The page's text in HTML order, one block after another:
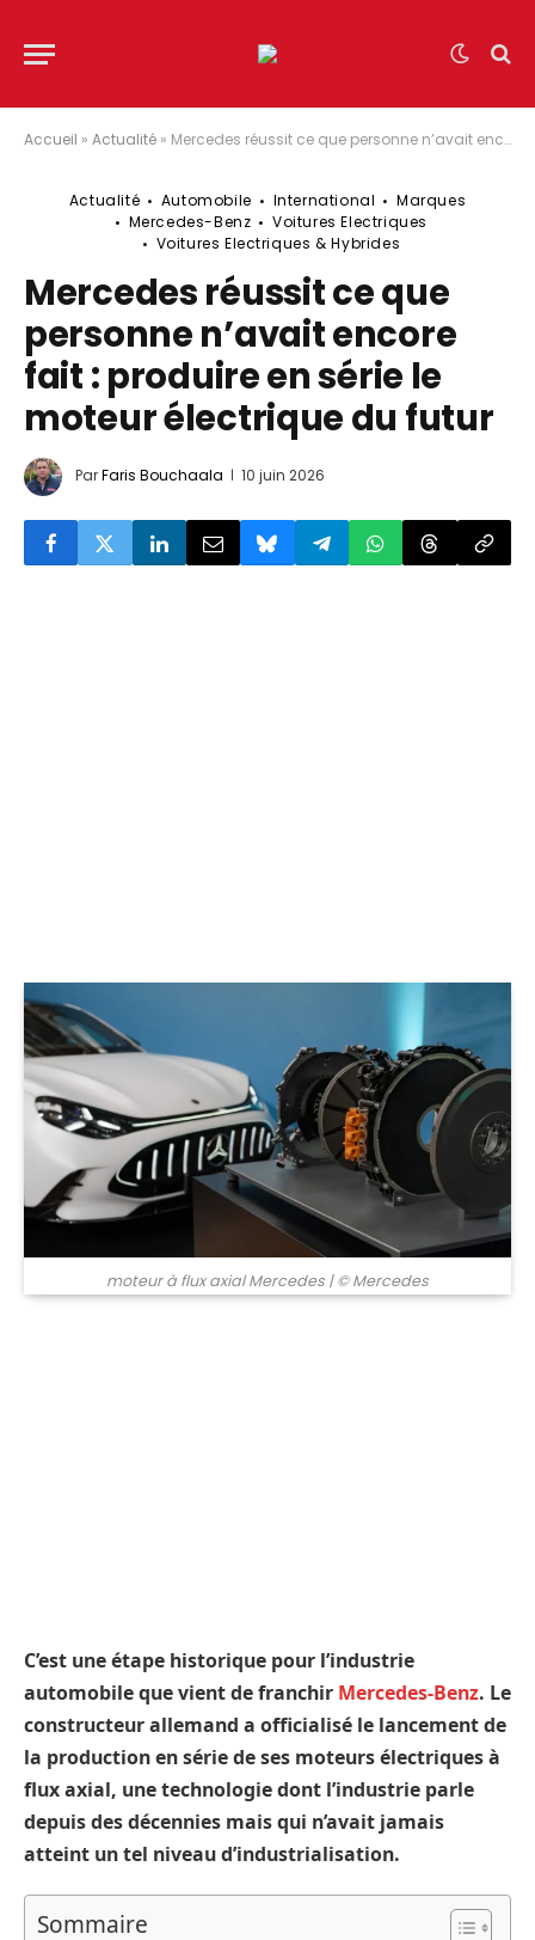
Accueil » Actualité » Mercedes réussit ce que personne n’avait encore fait : produire en série le moteur électrique du futur
Actualité Automobile International
Marques
Mercedes-Benz
Voitures Electriques
Voitures Electriques & Hybrides
Mercedes réussit ce que
personne n’avait encore
fait : produire en série le
moteur électrique du futur
ParFaris Bouchaala 10 juin 2026
© Mercedes
moteur à flux axial Mercedes | © Mercedes
C’est une étape historique pour l’industrie
automobile que vient de franchir Mercedes-Benz. Le
constructeur allemand a officialisé le lancement de
la production en série de ses moteurs électriques à
flux axial, une technologie dont l’industrie parle
depuis des décennies mais qui n’avait jamais
atteint un tel niveau d’industrialisation.
Sommaire